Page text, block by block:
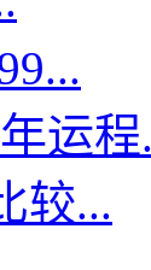
运程
较...